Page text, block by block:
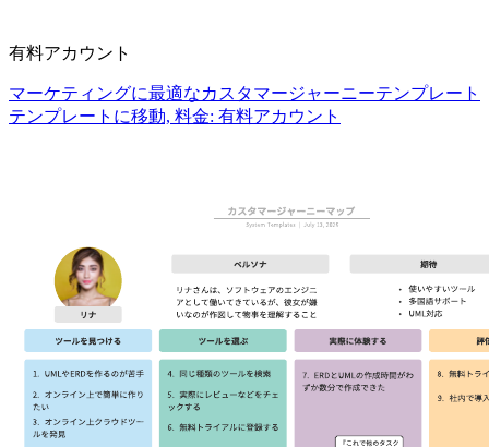
有料アカウント
マーケティングに最適なカスタマージャーニーテンプレート
テンプレートに移動, 料金: 有料アカウント